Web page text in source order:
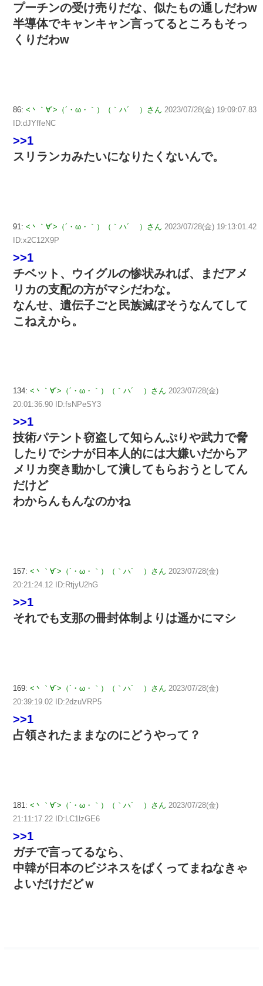
プーチンの受け売りだな、似たもの通しだわw
半導体でキャンキャン言ってるところもそっ
くりだわw
86: <丶｀∀´>（´・ω・｀）（｀ハ´ ）さん 2023/07/28(金) 19:09:07.83
ID:dJYffeNC
>>1
スリランカみたいになりたくないんで。
91: <丶｀∀´>（´・ω・｀）（｀ハ´ ）さん 2023/07/28(金) 19:13:01.42
ID:x2C12X9P
>>1
チベット、ウイグルの惨状みれば、まだアメ
リカの支配の方がマシだわな。
なんせ、遺伝子ごと民族滅ぼそうなんてして
こねえから。
134: <丶｀∀´>（´・ω・｀）（｀ハ´ ）さん 2023/07/28(金)
20:01:36.90 ID:fsNPeSY3
>>1
技術パテント窃盗して知らんぷりや武力で脅
したりでシナが日本人的には大嫌いだからア
メリカ突き動かして潰してもらおうとしてん
だけど
わからんもんなのかね
157: <丶｀∀´>（´・ω・｀）（｀ハ´ ）さん 2023/07/28(金)
20:21:24.12 ID:RtjyU2hG
>>1
それでも支那の冊封体制よりは遥かにマシ
169: <丶｀∀´>（´・ω・｀）（｀ハ´ ）さん 2023/07/28(金)
20:39:19.02 ID:2dzuVRP5
>>1
占領されたままなのにどうやって？
181: <丶｀∀´>（´・ω・｀）（｀ハ´ ）さん 2023/07/28(金)
21:11:17.22 ID:LC1lzGE6
>>1
ガチで言ってるなら、
中韓が日本のビジネスをぱくってまねなきゃ
よいだけだどｗ